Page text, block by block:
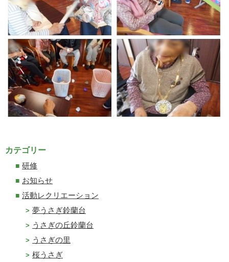
カテゴリー
研修
お知らせ
活動レクリエーション
夢うさぎ鈴蘭台
うさぎの丘鈴蘭台
うさぎの里
桜うさぎ